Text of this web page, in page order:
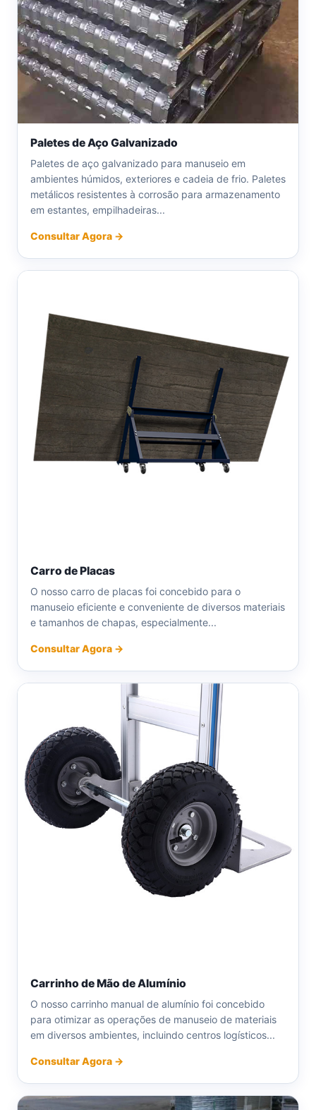
Paletes de Aço Galvanizado
Paletes de aço galvanizado para manuseio em
ambientes húmidos, exteriores e cadeia de frio. Paletes
metálicos resistentes à corrosão para armazenamento
em estantes, empilhadeiras...
Consultar Agora →
Carro de Placas
O nosso carro de placas foi concebido para o
manuseio eficiente e conveniente de diversos materiais
e tamanhos de chapas, especialmente...
Consultar Agora →
Carrinho de Mão de Alumínio
O nosso carrinho manual de alumínio foi concebido
para otimizar as operações de manuseio de materiais
em diversos ambientes, incluindo centros logísticos...
Consultar Agora →